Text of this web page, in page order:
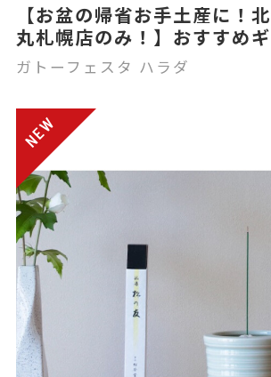
【お盆の帰省お手土産に！
丸札幌店のみ！】おすすめ
内
ガトーフェスタ ハラダ